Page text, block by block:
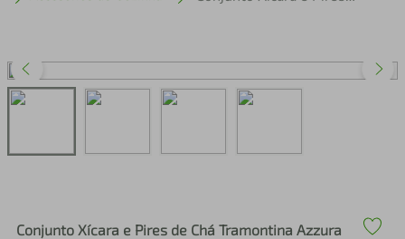
Conjunto Xícara e Pires de Chá Tramontina Azzura
3º perfume